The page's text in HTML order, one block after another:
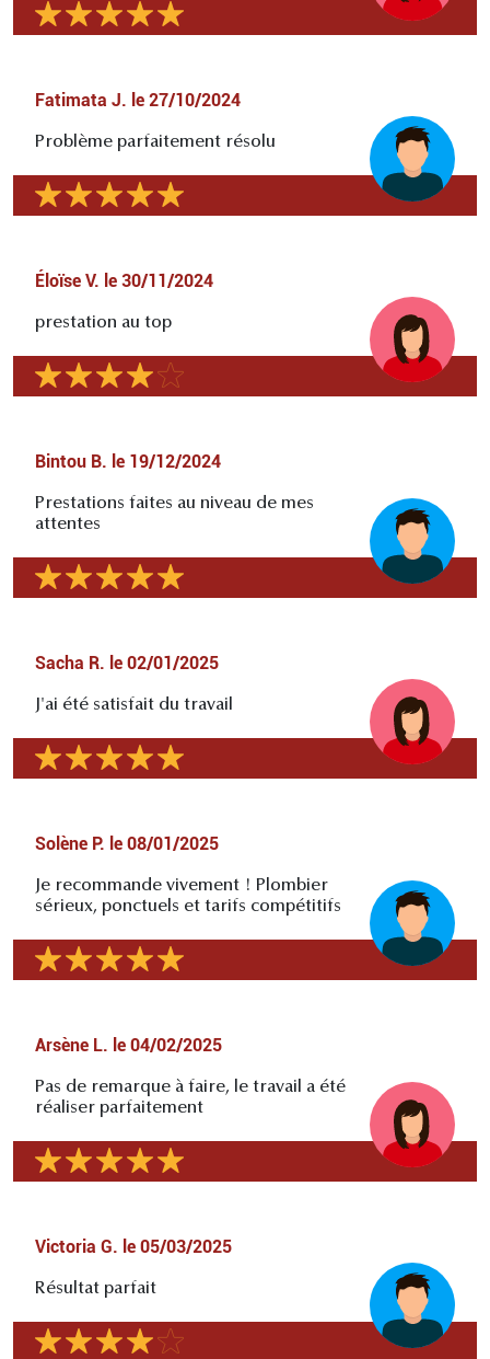
Fatimata J. le 27/10/2024
Problème parfaitement résolu
Éloïse V. le 30/11/2024
prestation au top
Bintou B. le 19/12/2024
Prestations faites au niveau de mes
attentes
Sacha R. le 02/01/2025
J'ai été satisfait du travail
Solène P. le 08/01/2025
Je recommande vivement ! Plombier
sérieux, ponctuels et tarifs compétitifs
Arsène L. le 04/02/2025
Pas de remarque à faire, le travail a été
réaliser parfaitement
Victoria G. le 05/03/2025
Résultat parfait